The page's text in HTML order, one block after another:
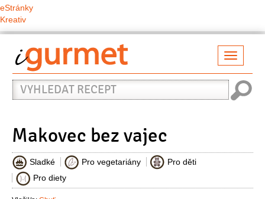
eStránky
Kreativ
Vyhledat
recept
Makovec bez vajec
Sladké Pro vegetariány
Pro děti
Pro diety